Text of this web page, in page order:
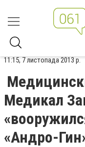
11:15, 7 листопада 2013 р.
Медикал
«Андро-